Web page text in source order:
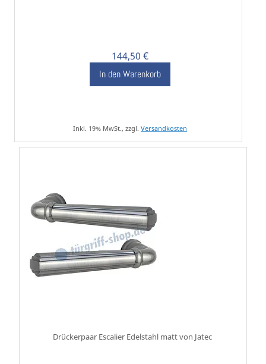
144,50 €
In den Warenkorb
Inkl. 19% MwSt., zzgl. Versandkosten
Drückerpaar Escalier Edelstahl matt von Jatec